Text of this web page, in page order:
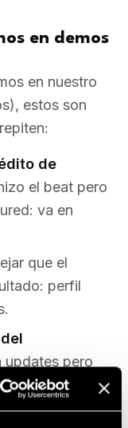
en demos
en nuestro
estos son
de
el beat pero
va en
que el
perfil
pero
que